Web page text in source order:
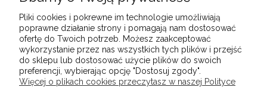
Nie znaleziono produktów spełniających podane
kryteria.
Pliki cookies i pokrewne im technologie umożliwiają
poprawne działanie strony i pomagają nam dostosować
ofertę do Twoich potrzeb. Możesz zaakceptować
wykorzystanie przez nas wszystkich tych plików i przejść
do sklepu lub dostosować użycie plików do swoich
preferencji, wybierając opcję "Dostosuj zgody".
Więcej o plikach cookies przeczytasz w naszej Polityce